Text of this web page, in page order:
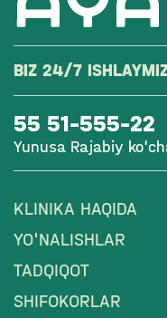
BIZ 24/7
55 51-555-22
Yunusa Rajabiy
KLINIKA HAQIDA
YO'NALISHLAR
TADQIQOT
SHIFOKORLAR